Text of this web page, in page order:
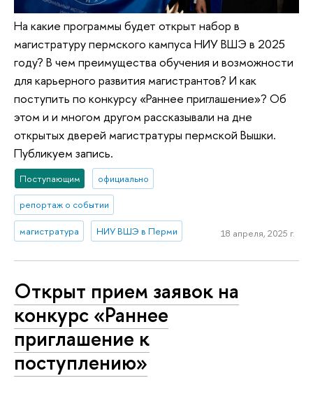
На какие программы будет открыт набор в
магистратуру пермского кампуса НИУ ВШЭ в 2025
году? В чем преимущества обучения и возможности
для карьерного развития магистрантов? И как
поступить по конкурсу «Раннее приглашение»? Об
этом и и многом другом рассказывали на дне
открытых дверей магистратуры пермской Вышки.
Публикуем запись.
Поступающим официально
репортаж о событии
магистратура НИУ ВШЭ в Перми 18 апреля, 2025 г.
Открыт прием заявок на
конкурс «Раннее
приглашение к
поступлению»